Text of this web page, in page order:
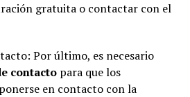
gratuita o contactar con el
Por último, es necesario
contacto para que los
en contacto con la